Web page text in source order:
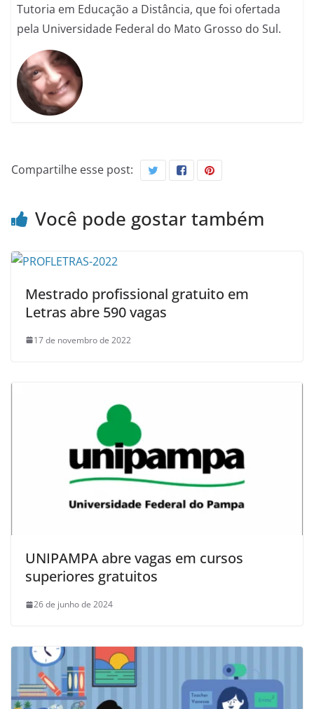
Tutoria em Educação a Distância, que foi ofertada
pela Universidade Federal do Mato Grosso do Sul.
Compartilhe esse post:
Você pode gostar também
Mestrado profissional gratuito em
Letras abre 590 vagas
17 de novembro de 2022
UNIPAMPA abre vagas em cursos
superiores gratuitos
26 de junho de 2024